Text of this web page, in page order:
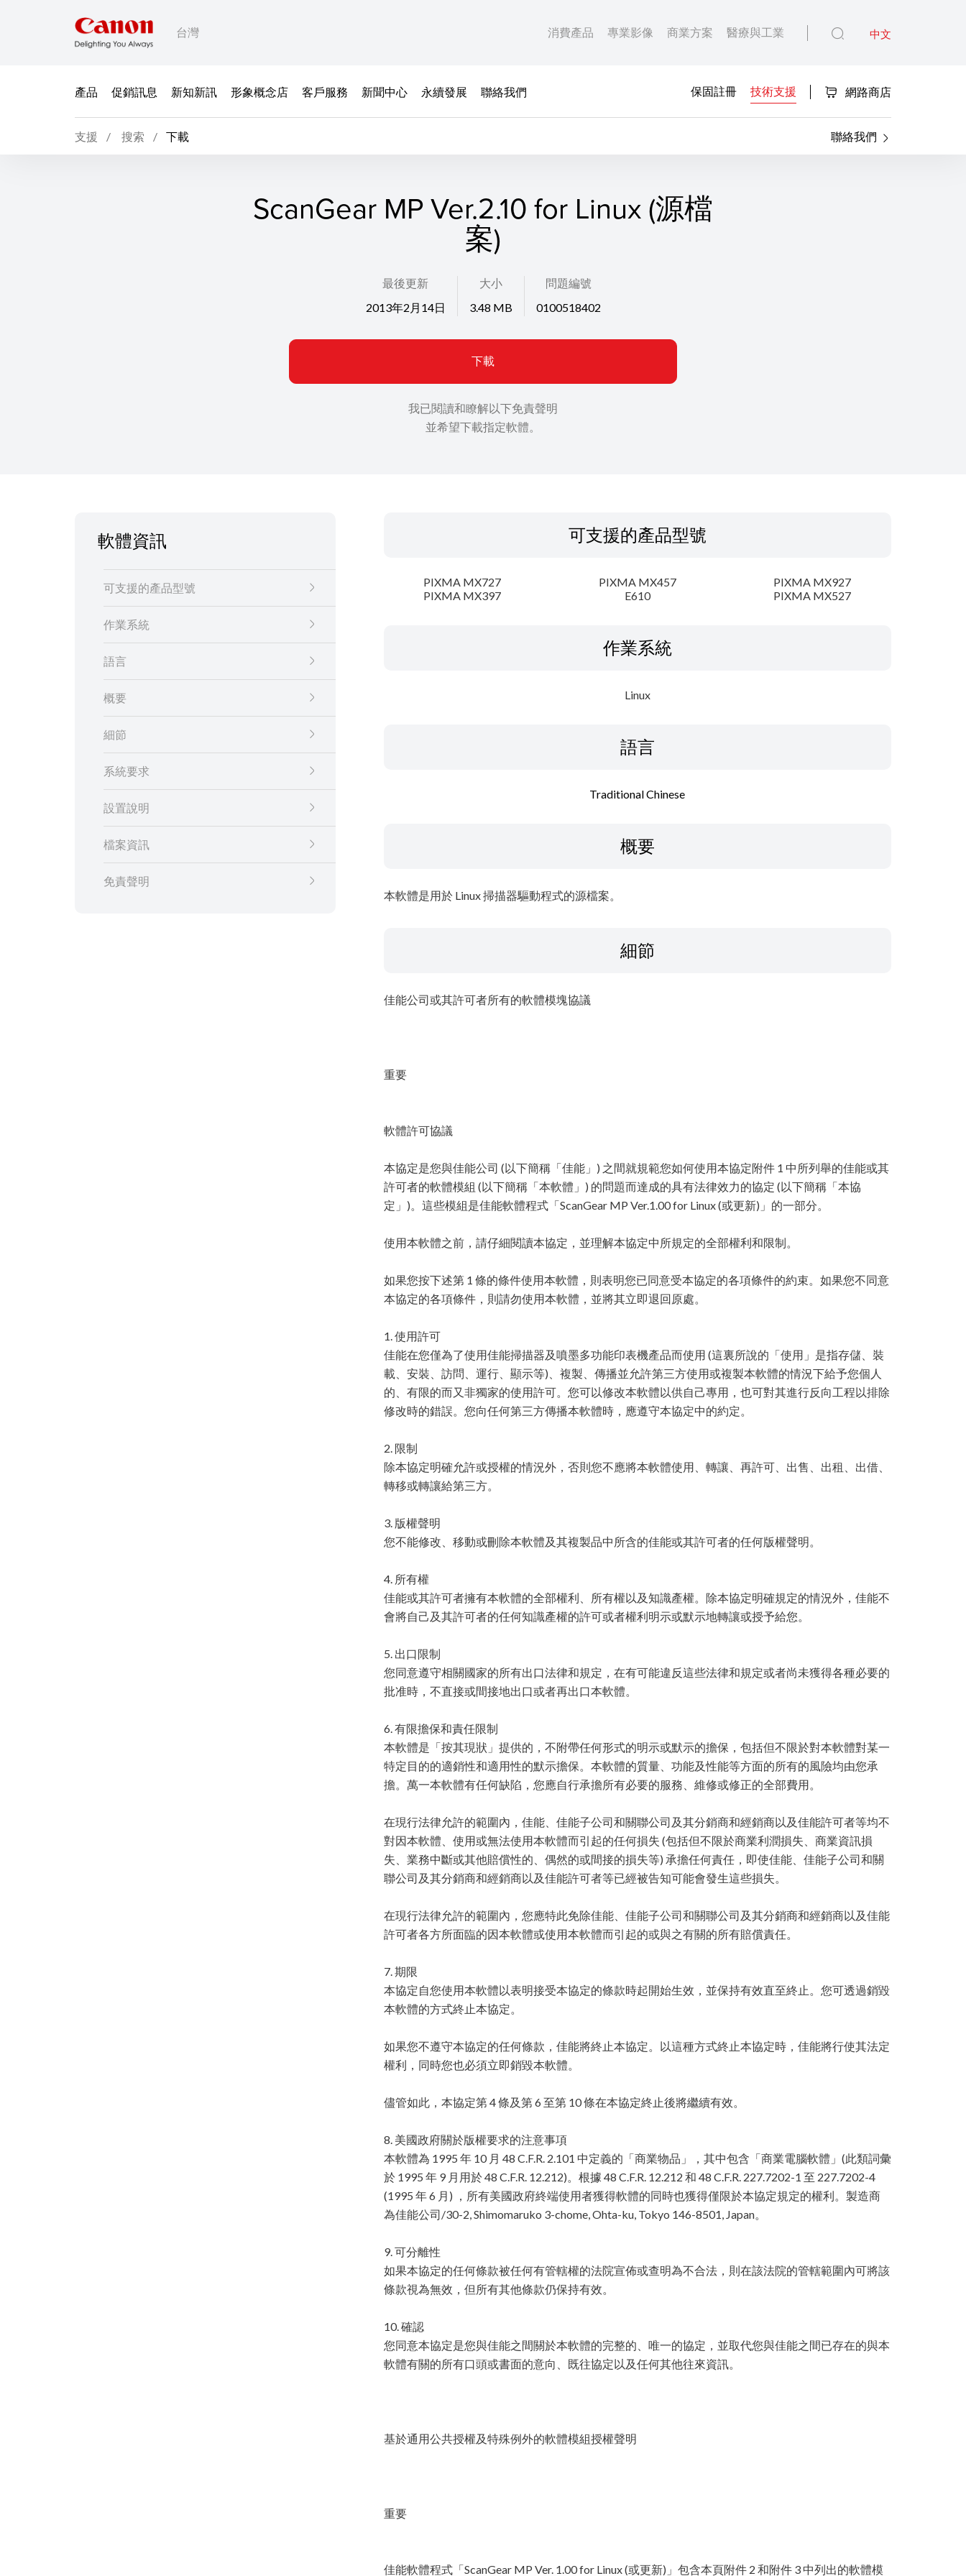
台灣 消費產品 專業影像 商業方案 醫療與工業 中文
產品 促銷訊息 新知新訊 形象概念店 客戶服務 新聞中心 永續發展 聯絡我們 保固註冊 技術支援 網路商店
支援 搜索 下載 聯絡我們
ScanGear MP Ver.2.10 for Linux (源檔
案)
最後更新
2013年2月14日
大小
3.48 MB
問題編號
0100518402
下載
我已閱讀和瞭解以下免責聲明
並希望下載指定軟體。
軟體資訊
可支援的產品型號
作業系統
語言
概要
細節
系統要求
設置說明
檔案資訊
免責聲明
可支援的產品型號
PIXMA MX727 PIXMA MX457
PIXMA MX927
PIXMA MX397
E610 PIXMA MX527
作業系統
Linux
語言
Traditional Chinese
概要
本軟體是用於 Linux 掃描器驅動程式的源檔案。
細節
佳能公司或其許可者所有的軟體模塊協議
重要
軟體許可協議
本協定是您與佳能公司 (以下簡稱「佳能」) 之間就規範您如何使用本協定附件 1 中所列舉的佳能或其
許可者的軟體模組 (以下簡稱「本軟體」) 的問題而達成的具有法律效力的協定 (以下簡稱「本協
定」)。這些模組是佳能軟體程式「ScanGear MP Ver.1.00 for Linux (或更新)」的一部分。
使用本軟體之前，請仔細閱讀本協定，並理解本協定中所規定的全部權利和限制。
如果您按下述第 1 條的條件使用本軟體，則表明您已同意受本協定的各項條件的約束。如果您不同意
本協定的各項條件，則請勿使用本軟體，並將其立即退回原處。
1. 使用許可
佳能在您僅為了使用佳能掃描器及噴墨多功能印表機產品而使用 (這裏所說的「使用」是指存儲、裝
載、安裝、訪問、運行、顯示等)、複製、傳播並允許第三方使用或複製本軟體的情況下給予您個人
的、有限的而又非獨家的使用許可。您可以修改本軟體以供自己專用，也可對其進行反向工程以排除
修改時的錯誤。您向任何第三方傳播本軟體時，應遵守本協定中的約定。
2. 限制
除本協定明確允許或授權的情況外，否則您不應將本軟體使用、轉讓、再許可、出售、出租、出借、
轉移或轉讓給第三方。
3. 版權聲明
您不能修改、移動或刪除本軟體及其複製品中所含的佳能或其許可者的任何版權聲明。
4. 所有權
佳能或其許可者擁有本軟體的全部權利、所有權以及知識產權。除本協定明確規定的情況外，佳能不
會將自己及其許可者的任何知識產權的許可或者權利明示或默示地轉讓或授予給您。
5. 出口限制
您同意遵守相關國家的所有出口法律和規定，在有可能違反這些法律和規定或者尚未獲得各種必要的
批准時，不直接或間接地出口或者再出口本軟體。
6. 有限擔保和責任限制
本軟體是「按其現狀」提供的，不附帶任何形式的明示或默示的擔保，包括但不限於對本軟體對某一
特定目的的適銷性和適用性的默示擔保。本軟體的質量、功能及性能等方面的所有的風險均由您承
擔。萬一本軟體有任何缺陷，您應自行承擔所有必要的服務、維修或修正的全部費用。
在現行法律允許的範圍內，佳能、佳能子公司和關聯公司及其分銷商和經銷商以及佳能許可者等均不
對因本軟體、使用或無法使用本軟體而引起的任何損失 (包括但不限於商業利潤損失、商業資訊損
失、業務中斷或其他賠償性的、偶然的或間接的損失等) 承擔任何責任，即使佳能、佳能子公司和關
聯公司及其分銷商和經銷商以及佳能許可者等已經被告知可能會發生這些損失。
在現行法律允許的範圍內，您應特此免除佳能、佳能子公司和關聯公司及其分銷商和經銷商以及佳能
許可者各方所面臨的因本軟體或使用本軟體而引起的或與之有關的所有賠償責任。
7. 期限
本協定自您使用本軟體以表明接受本協定的條款時起開始生效，並保持有效直至終止。您可透過銷毀
本軟體的方式終止本協定。
如果您不遵守本協定的任何條款，佳能將終止本協定。以這種方式終止本協定時，佳能將行使其法定
權利，同時您也必須立即銷毀本軟體。
儘管如此，本協定第 4 條及第 6 至第 10 條在本協定終止後將繼續有效。
8. 美國政府關於版權要求的注意事項
本軟體為 1995 年 10 月 48 C.F.R. 2.101 中定義的「商業物品」，其中包含「商業電腦軟體」(此類詞彙
於 1995 年 9 月用於 48 C.F.R. 12.212)。根據 48 C.F.R. 12.212 和 48 C.F.R. 227.7202-1 至 227.7202-4
(1995 年 6 月) ，所有美國政府終端使用者獲得軟體的同時也獲得僅限於本協定規定的權利。製造商
為佳能公司/30-2, Shimomaruko 3-chome, Ohta-ku, Tokyo 146-8501, Japan。
9. 可分離性
如果本協定的任何條款被任何有管轄權的法院宣佈或查明為不合法，則在該法院的管轄範圍內可將該
條款視為無效，但所有其他條款仍保持有效。
10. 確認
您同意本協定是您與佳能之間關於本軟體的完整的、唯一的協定，並取代您與佳能之間已存在的與本
軟體有關的所有口頭或書面的意向、既往協定以及任何其他往來資訊。
基於通用公共授權及特殊例外的軟體模組授權聲明
重要
佳能軟體程式「ScanGear MP Ver. 1.00 for Linux (或更新)」包含本頁附件 2 和附件 3 中列出的軟體模